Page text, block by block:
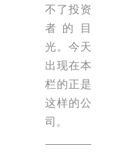
不了投资
者的目
光。今天
出现在本
栏的正是
这样的公
司。